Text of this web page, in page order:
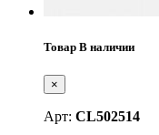
Товар В наличии
×
Арт: CL502514